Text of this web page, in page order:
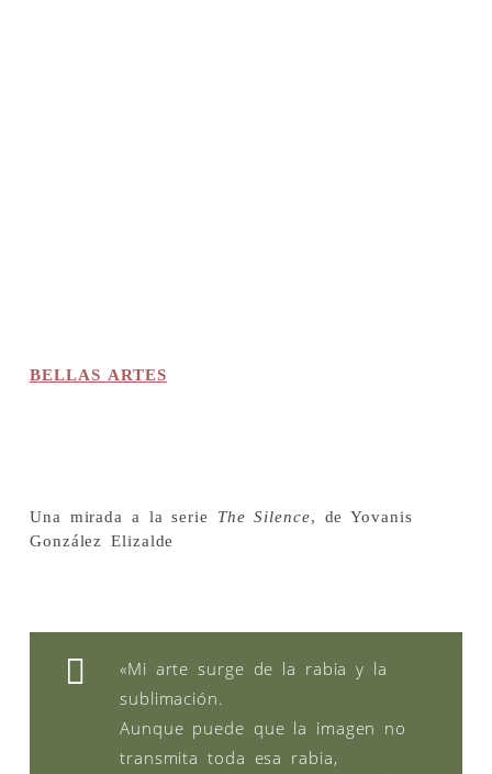
BELLAS ARTES
Una mirada a la serie The Silence, de Yovanis
González Elizalde
«Mi arte surge de la rabia y la
sublimación.
Aunque puede que la imagen no
transmita toda esa rabia,